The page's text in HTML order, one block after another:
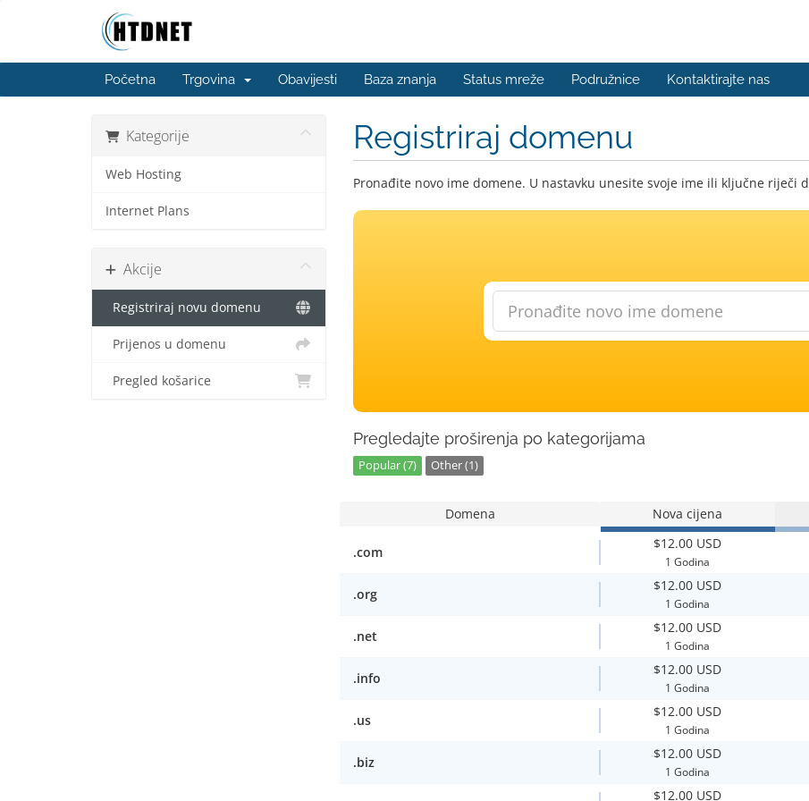
Početna Trgovina Obavijesti Baza znanja Status mreže Podružnice Kontaktirajte nas
Kategorije
Web Hosting
Internet Plans
Akcije
Registriraj novu domenu
Prijenos u domenu
Pregled košarice
Registriraj domenu
Pronađite novo ime domene. U nastavku unesite svoje ime ili ključne riječi
Pregledajte proširenja po kategorijama
Popular (7) Other (1)
Domena Nova cijena
.com
$12.00 USD
1 Godina
.org
$12.00 USD
1 Godina
.net
$12.00 USD
1 Godina
.info
$12.00 USD
1 Godina
.us
$12.00 USD
1 Godina
.biz
$12.00 USD
1 Godina
$12.00 USD